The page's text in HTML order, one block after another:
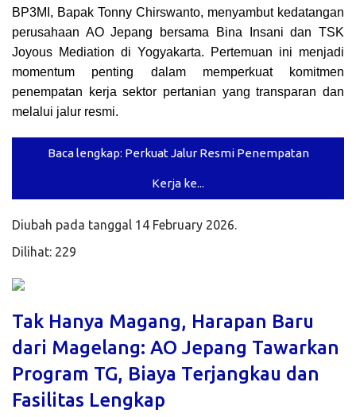
BP3MI, Bapak Tonny Chirswanto, menyambut kedatangan
perusahaan AO Jepang bersama Bina Insani dan TSK
Joyous Mediation di Yogyakarta. Pertemuan ini menjadi
momentum penting dalam memperkuat komitmen
penempatan kerja sektor pertanian yang transparan dan
melalui jalur resmi.
Baca lengkap: Perkuat Jalur Resmi Penempatan
Kerja ke...
Diubah pada tanggal 14 February 2026.
Dilihat: 229
Tak Hanya Magang, Harapan Baru
dari Magelang: AO Jepang Tawarkan
Program TG, Biaya Terjangkau dan
Fasilitas Lengkap